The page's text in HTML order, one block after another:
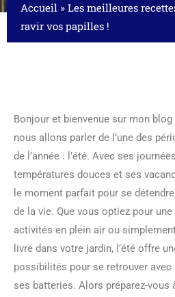
Accueil » Les meilleures
ravir vos papilles !
Bonjour et bienvenue sur mon
nous allons parler de l’une des
de l’année : l’été. Avec ses
températures douces et ses
le moment parfait pour se
de la vie. Que vous optiez pour
activités en plein air ou
livre dans votre jardin, l’été offre
possibilités pour se retrouver
ses batteries. Alors préparez-vous